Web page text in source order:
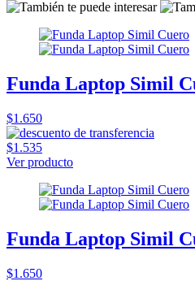
Funda Laptop Simil
$1.650
$1.535
Ver producto
Funda Laptop Simil
$1.650